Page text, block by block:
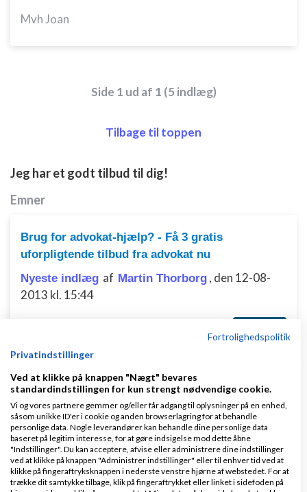
Mvh Joan
Side 1 ud af 1 (5 indlæg)
Tilbage til toppen
Jeg har et godt tilbud til dig!
Emner
Brug for advokat-hjælp? - Få 3 gratis
uforpligtende tilbud fra advokat nu
Nyeste indlæg af Martin Thorborg , den 12-08-
2013 kl. 15:44
0 svar
Pas på hvis du køber og sælger varer - Læs her
først!
Nyeste indlægafMartin Thorborg,den 13-05-
2010 kl. 15:49
0 svar
Fortrolighedspolitik
Privatindstillinger
Ved at klikke på knappen "Nægt" bevares
standardindstillingen for kun strengt nødvendige cookie.
Vi og vores partnere gemmer og/eller får adgang til oplysninger på en enhed,
såsom unikke ID'er i cookie og anden browserlagring for at behandle
personlige data. Nogle leverandører kan behandle dine personlige data
baseret på legitim interesse, for at gøre indsigelse mod dette åbne
"Indstillinger". Du kan acceptere, afvise eller administrere dine indstillinger
ved at klikke på knappen "Administrer indstillinger" eller til enhver tid ved at
klikke på fingeraftryksknappen i nederste venstre hjørne af webstedet. For at
trække dit samtykke tilbage, klik på fingeraftrykket eller linket i sidefoden på